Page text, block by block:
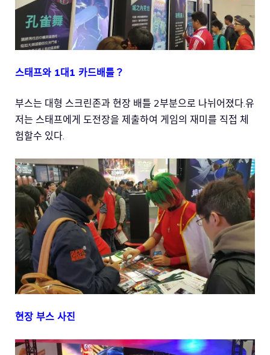
스태프와 1대1 카드배틀？
부스는 대형 스크린존과 현장 배틀 2부분으로 나뉘어졌다.유
저는 스태프에게 도전장을 제출하여 게임의 재미를 직접 체
험할수 있다.
현장 부스 사진